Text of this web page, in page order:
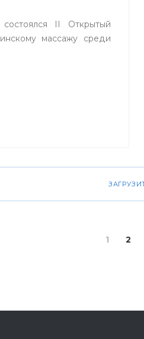
II Открытый
массажу среди
1 2